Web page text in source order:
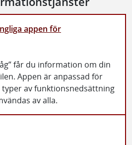
appen för
får du information om din
Appen är anpassad för
av funktionsnedsättning
av alla.